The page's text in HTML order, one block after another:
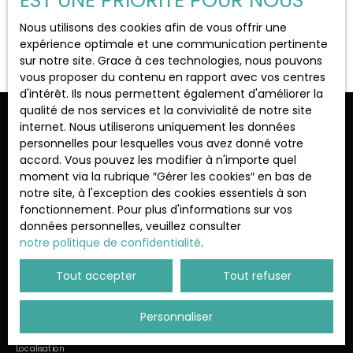
Le Perray-en-Yvelines (78610)
Localisation
Loyer max (€/mois)
Surface min (m²)
Rechercher
Aucun résultat
Ne manquez plus aucun bien
correspondant à votre recherche !
Prénom Nom
Email
Location
Localisation
Nous utilisons des cookies afin de vous offrir une
expérience optimale et une communication pertinente
sur notre site. Grace à ces technologies, nous pouvons
vous proposer du contenu en rapport avec vos centres
d'intérêt. Ils nous permettent également d'améliorer la
qualité de nos services et la convivialité de notre site
internet. Nous utiliserons uniquement les données
personnelles pour lesquelles vous avez donné votre
accord. Vous pouvez les modifier à n'importe quel
moment via la rubrique ″Gérer les cookies″ en bas de
notre site, à l'exception des cookies essentiels à son
fonctionnement. Pour plus d'informations sur vos
données personnelles, veuillez consulter
notre politique de confidentialité.
Tout accepter Tout refuser
Personnaliser